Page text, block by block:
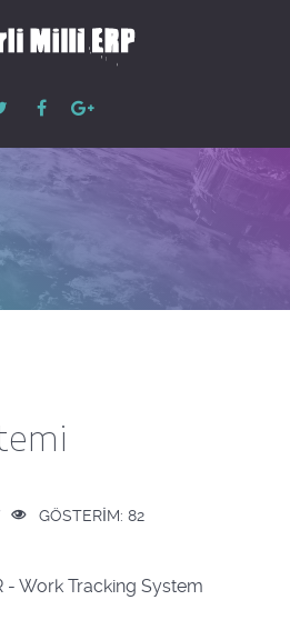
GÖSTERIM: 82
- Work Tracking System